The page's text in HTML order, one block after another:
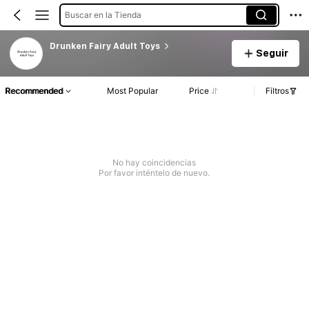
Buscar en la Tienda
Drunken Fairy Adult Toys
Seguir
Recommended Most Popular Price Filtros
No hay coincidencias
Por favor inténtelo de nuevo.